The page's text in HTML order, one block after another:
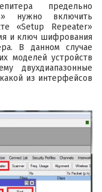
предельно
нужно включить
«Setup Repeater»
и ключ шифрования
В данном случае
моделей устройств
двухдиапазонные
из интерфейсов